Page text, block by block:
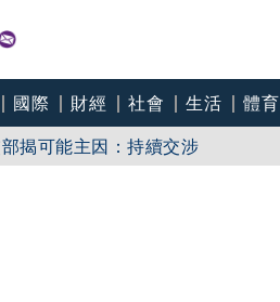
國際 財經 社會 生活 體育
揭可能主因：持續交涉
吊